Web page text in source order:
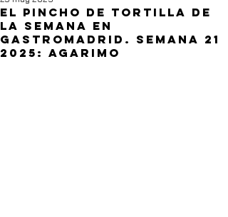
El pincho de tortilla de
la semana en
GastroMadrid. Semana 21
2025: Agarimo